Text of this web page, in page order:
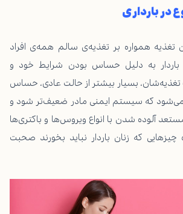
در بارداری
همواره بر تغذیه‌ی سالم همه‌ی افراد
باردار به دلیل حساس بودن شرایط خود و
بسیار بیشتر از حالت عادی، حساس
می‌شود که سیستم ایمنی مادر ضعیف‌تر شود و
آلوده شدن با انواع ویروس‌ها و باکتری‌ها
چیزهایی که زنان باردار نباید بخورند صحبت